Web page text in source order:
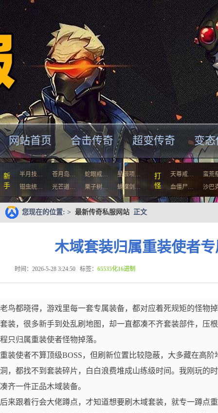
网站首页 合击传奇 超变传奇 变
新
手
半月技… 苍月岛… 蛇眼戒…
星辰项…
钳虫统…
光芒道… 栗子树… 蝴蝶剑…
打
怪
天尊戒…
蛮荒
血僵尸…
沙巴
您现在的位置: > 最新传奇私服网站 正文
木域套装归属重装使者
时间：2026-5-28 3:24:50 标签： 65535化16进制
老鸟都晓得，游戏里每一套专属装备，都对应着死规矩的怪物
套装，很多新手到处乱刷地图，却一直都凑不齐套装部件，压
程只归属重装使者怪物掉落。
重装使者不算顶级BOSS，但刷新位置比较隐蔽，大多藏在高
洞，都找不到套装碎片，白白浪费堆成山练级时间。我刚玩的
凑齐一件正品木域装备。
后来跟着行会大佬蹲点，才知道想要刷木域套装，就专一蹲点